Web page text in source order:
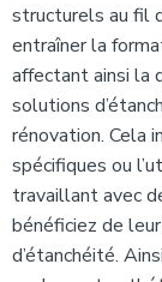
structurels au fil
entraîner la
affectant ainsi la
solutions
rénovation. Cela
spécifiques ou
travaillant avec
bénéficiez de
d’étanchéité.